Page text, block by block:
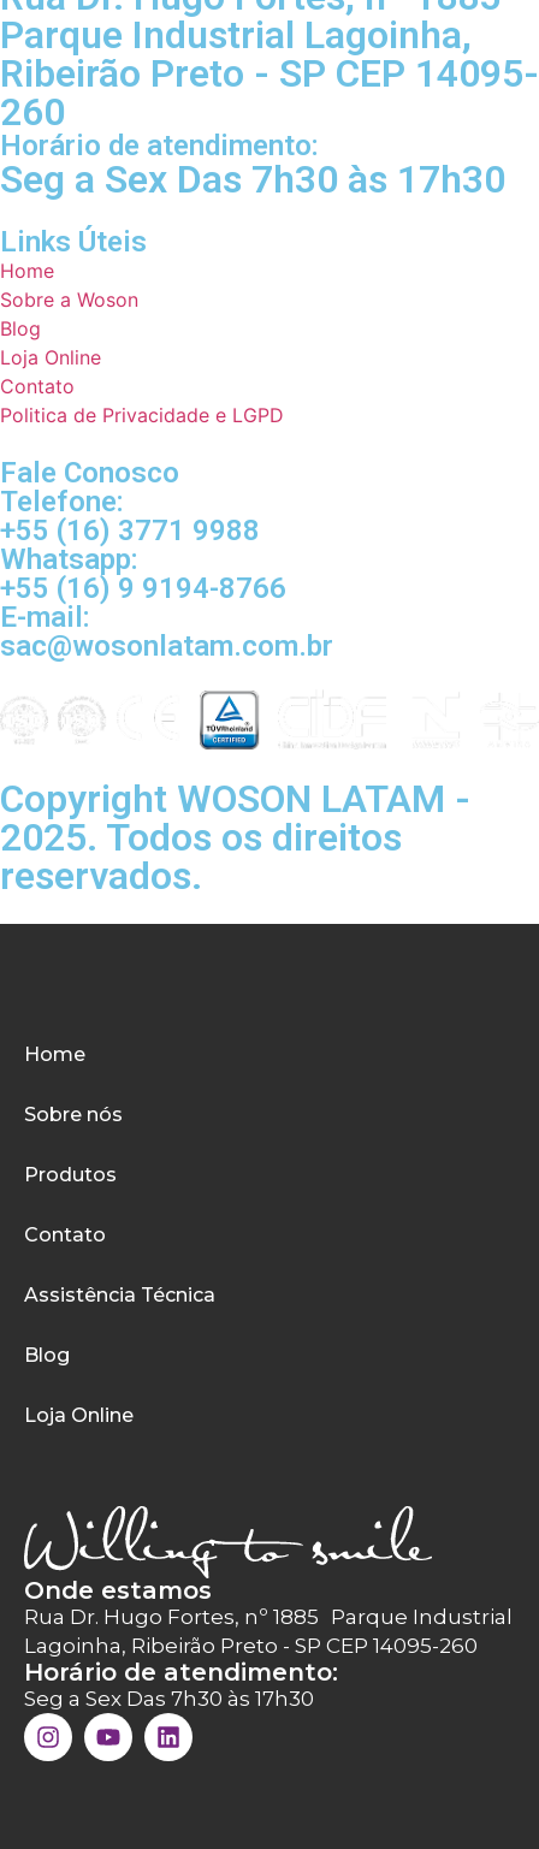
Parque Industrial Lagoinha,
Ribeirão Preto - SP CEP 14095-
260
Horário de atendimento:
Seg a Sex Das 7h30 às 17h30
Links Úteis
Home
Sobre a Woson
Blog
Loja Online
Contato
Politica de Privacidade e LGPD
Fale Conosco
Telefone:
+55 (16) 3771 9988
Whatsapp:
+55 (16) 9 9194-8766
E-mail:
sac@wosonlatam.com.br
Copyright WOSON LATAM -
2025. Todos os direitos
reservados.
Home
Sobre nós
Produtos
Contato
Assistência Técnica
Blog
Loja Online
Onde estamos
Rua Dr. Hugo Fortes, nº 1885 Parque Industrial
Lagoinha, Ribeirão Preto - SP CEP 14095-260
Horário de atendimento:
Seg a Sex Das 7h30 às 17h30